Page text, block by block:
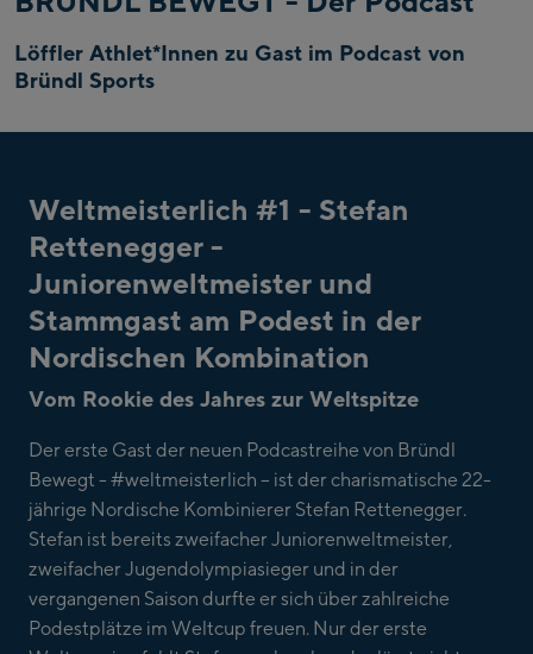
Löffler Athlet*Innen zu Gast im Podcast von
Bründl Sports
Weltmeisterlich #1 - Stefan
Rettenegger -
Juniorenweltmeister und
Stammgast am Podest in der
Nordischen Kombination
Vom Rookie des Jahres zur Weltspitze
Der erste Gast der neuen Podcastreihe von Bründl
Bewegt - #weltmeisterlich – ist der charismatische 22-
jährige Nordische Kombinierer Stefan Rettenegger.
Stefan ist bereits zweifacher Juniorenweltmeister,
zweifacher Jugendolympiasieger und in der
vergangenen Saison durfte er sich über zahlreiche
Podestplätze im Weltcup freuen. Nur der erste